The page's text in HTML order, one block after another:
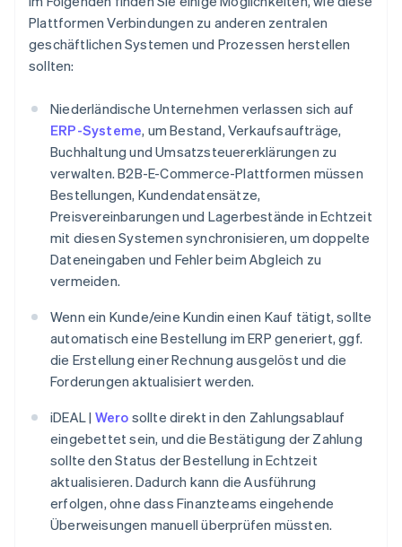
Plattformen Verbindungen zu anderen zentralen
geschäftlichen Systemen und Prozessen herstellen
sollten:
Niederländische Unternehmen verlassen sich auf
ERP-Systeme, um Bestand, Verkaufsaufträge,
Buchhaltung und Umsatzsteuererklärungen zu
verwalten. B2B-E-Commerce-Plattformen müssen
Bestellungen, Kundendatensätze,
Preisvereinbarungen und Lagerbestände in Echtzeit
mit diesen Systemen synchronisieren, um doppelte
Dateneingaben und Fehler beim Abgleich zu
vermeiden.
Wenn ein Kunde/eine Kundin einen Kauf tätigt, sollte
automatisch eine Bestellung im ERP generiert, ggf.
die Erstellung einer Rechnung ausgelöst und die
Forderungen aktualisiert werden.
iDEAL | Wero sollte direkt in den Zahlungsablauf
eingebettet sein, und die Bestätigung der Zahlung
sollte den Status der Bestellung in Echtzeit
aktualisieren. Dadurch kann die Ausführung
erfolgen, ohne dass Finanzteams eingehende
Überweisungen manuell überprüfen müssten.